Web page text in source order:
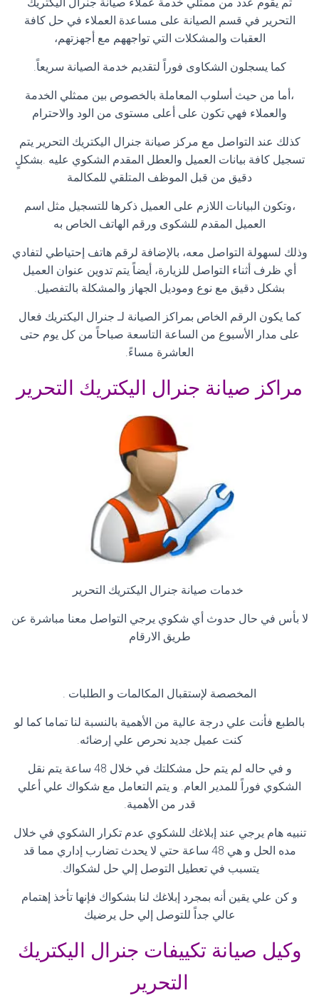
التحرير في قسم الصيانة على مساعدة العملاء في حل كافة
العقبات والمشكلات التي تواجههم مع أجهزتهم،
كما يسجلون الشكاوى فوراً لتقديم خدمة الصيانة سريعاً.
،أما من حيث أسلوب المعاملة بالخصوص بين ممثلي الخدمة
والعملاء فهي تكون على أعلى مستوى من الود والاحترام
كذلك عند التواصل مع مركز صيانة جنرال اليكتريك التحرير يتم
تسجيل كافة بيانات العميل والعطل المقدم الشكوي عليه .بشكلٍ
دقيق من قبل الموظف المتلقي للمكالمة
،وتكون البيانات اللازم على العميل ذكرها للتسجيل مثل اسم
العميل المقدم للشكوى ورقم الهاتف الخاص به
وذلك لسهولة التواصل معه، بالإضافة لرقم هاتف إحتياطي لتفادي
أي ظرف أثناء التواصل للزيارة، أيضاً يتم تدوين عنوان العميل
بشكل دقيق مع نوع وموديل الجهاز والمشكلة بالتفصيل.
كما يكون الرقم الخاص بمراكز الصيانة لـ جنرال اليكتريك فعال
على مدار الأسبوع من الساعة التاسعة صباحاً من كل يوم حتى
العاشرة مساءً.
مراكز صيانة جنرال اليكتريك التحرير
خدمات صيانة جنرال اليكتريك التحرير
لا بأس في حال حدوث أي شكوي يرجي التواصل معنا مباشرة عن
طريق الارقام
المخصصة لإستقبال المكالمات و الطلبات .
بالطبع فأنت علي درجة عالية من الأهمية بالنسبة لنا تماما كما لو
كنت عميل جديد نحرص علي إرضائه.
و في حاله لم يتم حل مشكلتك في خلال 48 ساعة يتم نقل
الشكوي فوراً للمدير العام. و يتم التعامل مع شكواك علي أعلي
قدر من الأهمية.
تنبيه هام يرجي عند إبلاغك للشكوي عدم تكرار الشكوي في خلال
مده الحل و هي 48 ساعة حتي لا يحدث تضارب إداري مما قد
يتسبب في تعطيل التوصل إلي حل لشكواك.
و كن علي يقين أنه بمجرد إبلاغك لنا بشكواك فإنها تأخذ إهتمام
عالي جداً للتوصل إلي حل يرضيك
وكيل صيانة تكييفات جنرال اليكتريك
التحرير